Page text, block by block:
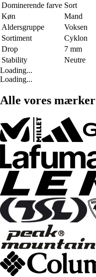
Dominerende farve Sort
Køn
Mand
Aldersgruppe
Voksen
Sortiment
Cyklon
Drop
7 mm
Stability
Neutre
Loading...
Loading...
Alle vores mærker